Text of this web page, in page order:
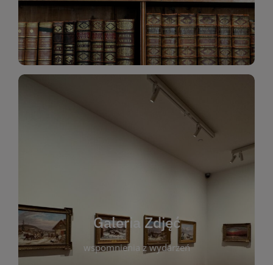
Katalog Zbiorów
Galeria Zdjęć
wspomnienia z wydarzeń
Galeria Zdjęć
wspomnienia z wydarzeń, spotkań i projektów
którym można zobaczyć, jak żyje nasza biblioteka
i jej społeczność. Zdjęcia dokumentują zarówno
uroczyste chwile, jak i codzienne aktywności
czytelników. Regularnie dodajemy nowe galerie,